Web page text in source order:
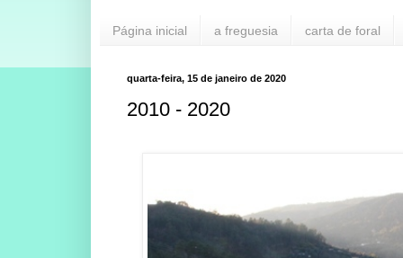
Página inicial a freguesia carta de foral
quarta-feira, 15 de janeiro de 2020
2010 - 2020